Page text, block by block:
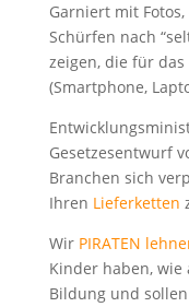
Garniert mit
Schürfen nach
zeigen, die für
(Smartphone,
Gesetzesentwurf
Branchen sich
Ihren Lieferketten
Wir PIRATEN
Kinder haben, wie
Bildung und